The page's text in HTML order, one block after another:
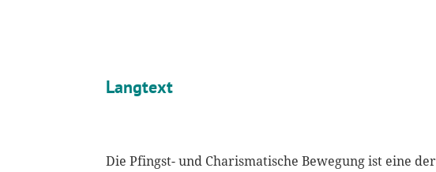
Langtext
Die Pfingst- und Charismatische Bewegung ist eine